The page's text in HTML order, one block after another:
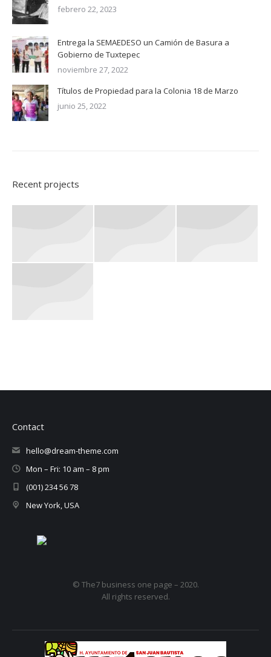
febrero 22, 2023
Entrega la SEMAEDESO un Camión de Basura a
Gobierno de Tuxtepec
noviembre 27, 2022
Títulos de Propiedad para la Colonia 18 de Marzo
junio 25, 2022
Recent projects
Contact
hello@dream-theme.com
Mon – Fri: 10 am – 8 pm
(001) 234 56 78
New York, USA
© The7 business one page – 2020.
All rights reserved.